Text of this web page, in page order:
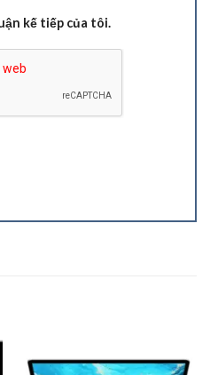
kế tiếp của tôi.